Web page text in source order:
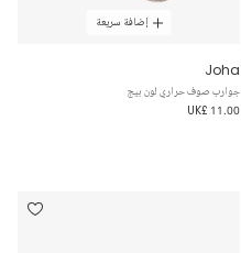
إضافة سريعة
Joha
جوارب صوف حراري لون بيج
UK£ 11.00